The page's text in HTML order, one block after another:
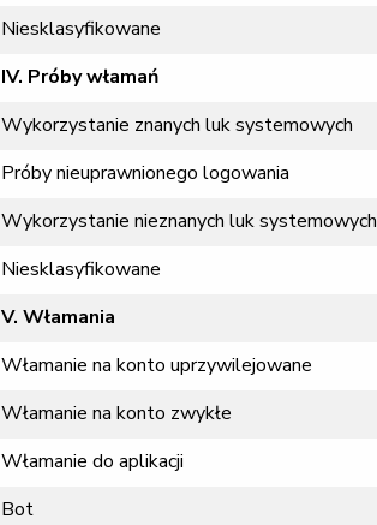
Niesklasyfikowane
IV. Próby włamań
Wykorzystanie znanych luk systemowych
Próby nieuprawnionego logowania
Wykorzystanie nieznanych luk systemowych
Niesklasyfikowane
V. Włamania
Włamanie na konto uprzywilejowane
Włamanie na konto zwykłe
Włamanie do aplikacji
Bot